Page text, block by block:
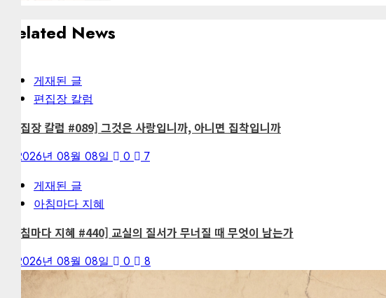
Related News
게재된 글
편집장 칼럼
[편집장 칼럼 #089] 그것은 사랑입니까, 아니면 집착입니까
2026년 08월 08일 0
7
게재된 글
아침마다 지혜
[아침마다 지혜 #440] 교실의 질서가 무너질 때 무엇이 남는가
2026년 08월 08일 0 8